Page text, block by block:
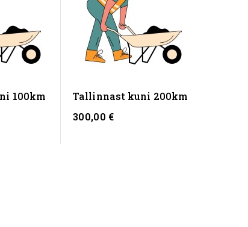
100km
Tallinnast kuni 200km
300,00 €